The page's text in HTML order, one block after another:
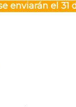
enviarán el 31